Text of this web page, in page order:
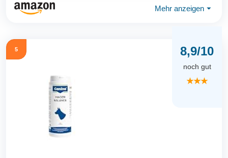
Mehr anzeigen ⏷
5 8,9/10
noch gut
★★★